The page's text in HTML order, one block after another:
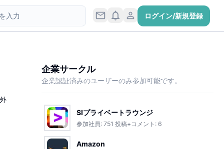
ログイン/新規登録
企業サークル
企業認証済みのユーザーのみ参加可能です。
SIプライベートラウンジ
参加社員: 751 投稿+コメント: 6
Amazon